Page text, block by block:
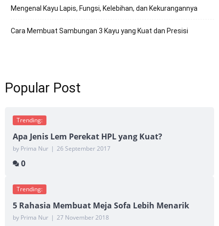
Mengenal Kayu Lapis, Fungsi, Kelebihan, dan Kekurangannya
Cara Membuat Sambungan 3 Kayu yang Kuat dan Presisi
Popular Post
Trending:
Apa Jenis Lem Perekat HPL yang Kuat?
by Prima Nur | 26 September 2017
0
Trending:
5 Rahasia Membuat Meja Sofa Lebih Menarik
by Prima Nur | 27 November 2018